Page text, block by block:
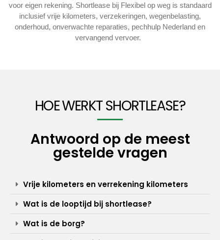
voor eigen rekening. Shortlease bij Flexibel op weg is standaard
inclusief vrije kilometers, verzekeringen, wegenbelasting,
onderhoud, onverwachte reparaties, pechhulp Nederland en
vervangend vervoer.
HOE WERKT SHORTLEASE?
Antwoord op de meest
gestelde vragen
Vrije kilometers en verrekening kilometers
Wat is de looptijd bij shortlease?
Wat is de borg?